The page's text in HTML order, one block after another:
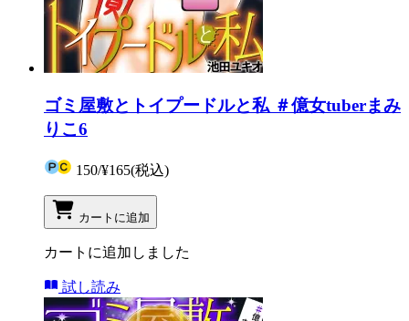
ゴミ屋敷とトイプードルと私 ＃億女tuberまみ
りこ6
150/¥165(税込)
カートに追加
カートに追加しました
試し読み